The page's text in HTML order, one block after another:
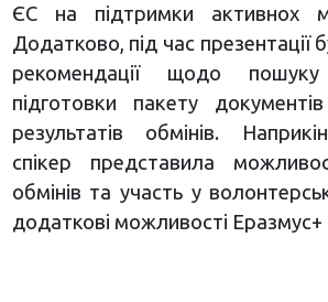
ЄС на підтримки активнох
Додатково, під час презентації
рекомендації щодо пошуку
підготовки пакету
результатів обмінів.
спікер представила
обмінів та участь у
додаткові можливості Еразмус+